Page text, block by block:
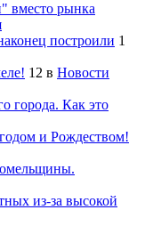
вместо рынка
построили 1
12 в Новости
города. Как это
и Рождеством!
из-за высокой